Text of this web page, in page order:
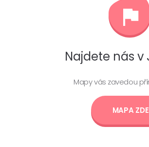
Najdete nás v
Mapy vás zavedou
MAPA ZDE